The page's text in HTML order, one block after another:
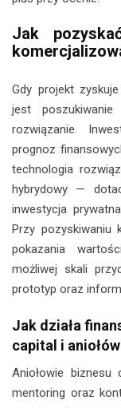
Jak
Gdy projekt
jest
rozwiązanie.
prognoz
technologia
hybrydowy —
inwestycja
Przy pozyskiwaniu
pokazania
możliwej skali
prototyp oraz
Jak działa
capital i
Aniołowie
mentoring oraz